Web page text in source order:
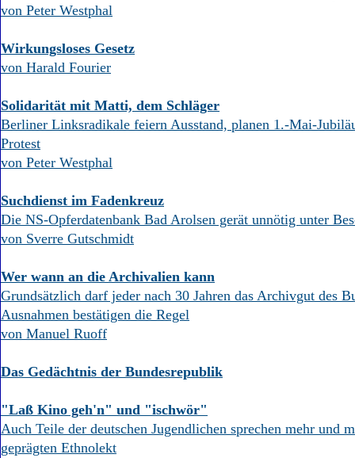
von Peter Westphal
Wirkungsloses Gesetz
von Harald Fourier
Solidarität mit Matti, dem Schläger
Berliner Linksradikale feiern Ausstand, planen 1.-Mai-
Protest
von Peter Westphal
Suchdienst im Fadenkreuz
Die NS-Opferdatenbank Bad Arolsen gerät unnötig unter
von Sverre Gutschmidt
Wer wann an die Archivalien kann
Grundsätzlich darf jeder nach 30 Jahren das Archivgut des
Ausnahmen bestätigen die Regel
von Manuel Ruoff
Das Gedächtnis der Bundesrepublik
"Laß Kino geh'n" und "ischwör"
Auch Teile der deutschen Jugendlichen sprechen mehr und
geprägten Ethnolekt